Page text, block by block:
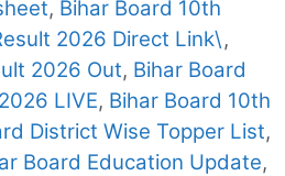
, Bihar Board 10th
2026 Direct Link\,
2026 Out, Bihar Board
LIVE, Bihar Board 10th
District Wise Topper List,
Board Education Update,